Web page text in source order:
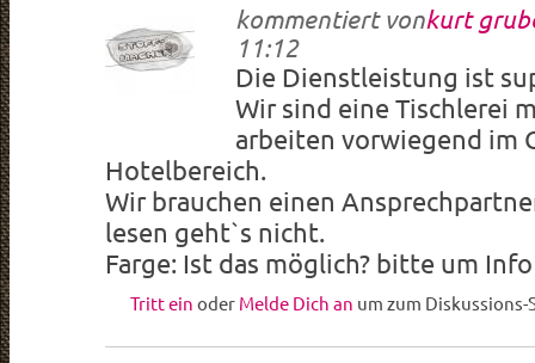
kommentiert vonkurt
11:12
Die Dienstleistung ist
Wir sind eine Tischlerei
arbeiten vorwiegend im
Hotelbereich.
Wir brauchen einen
lesen geht`s nicht.
Farge: Ist das möglich? bitte um
Tritt ein oder Melde Dich an um zum